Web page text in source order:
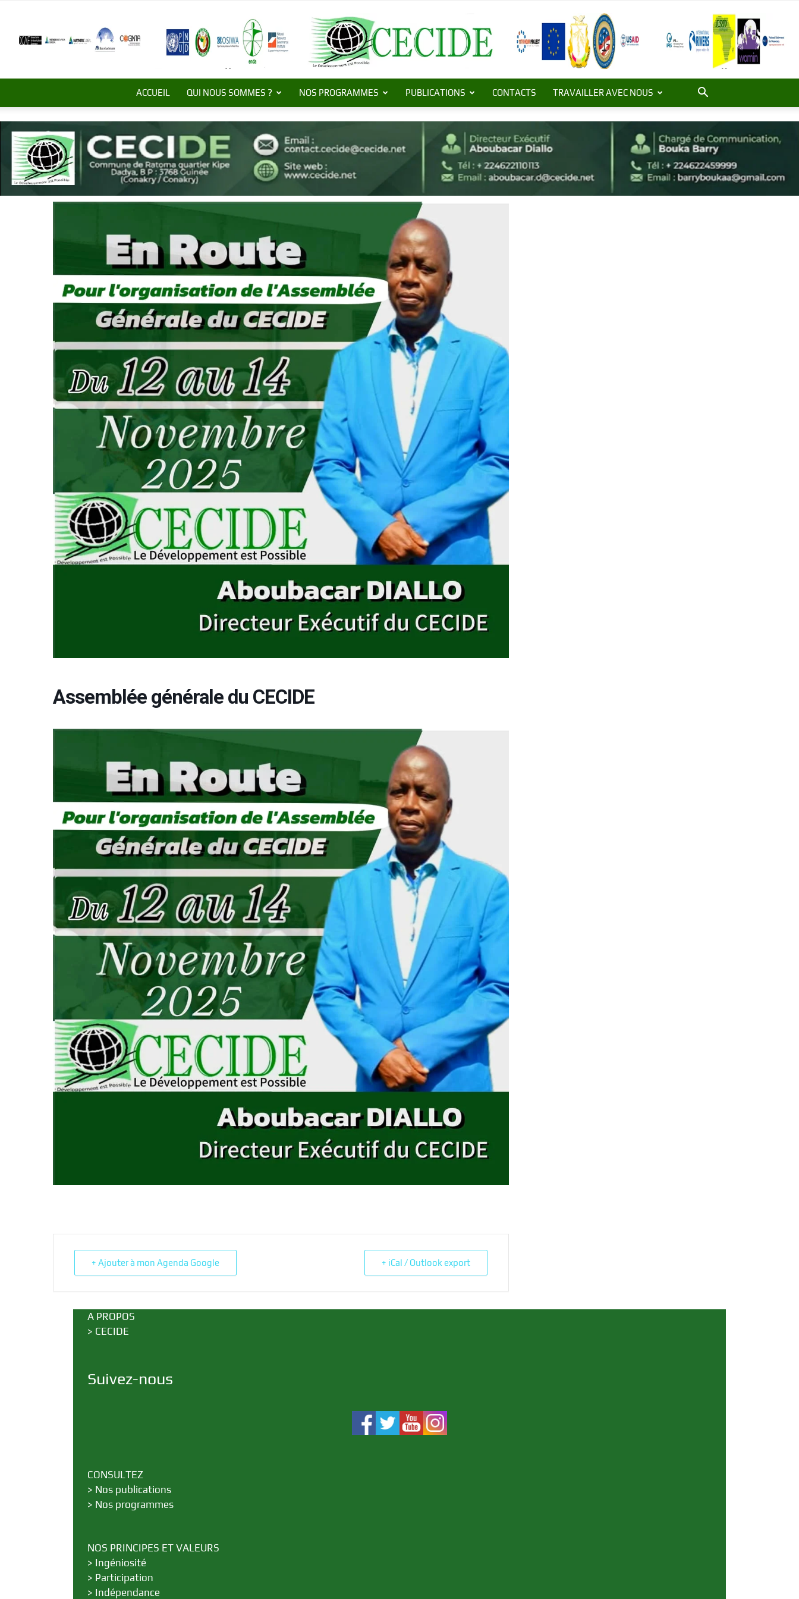
Centre
Commerce
International
pour
le
ACCUEIL QUI NOUS SOMMES ? NOS PROGRAMMES PUBLICATIONS CONTACTS TRAVAILLER AVEC NOUS
Assemblée générale du CECIDE
+ Ajouter à mon Agenda Google + iCal / Outlook export
A PROPOS
> CECIDE
Suivez-nous
CONSULTEZ
> Nos publications
> Nos programmes
NOS PRINCIPES ET VALEURS
> Ingéniosité
> Participation
> Indépendance